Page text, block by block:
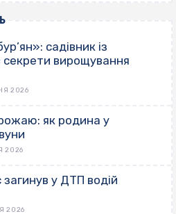
садівник із
вирощування
2026
як родина у
2026
загинув у ДТП водій
2026